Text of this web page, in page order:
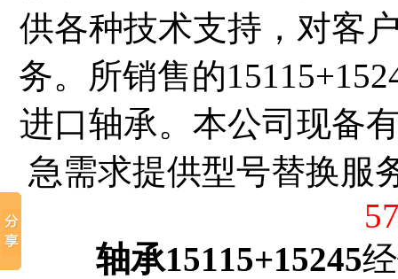
供各种技术支持，对客
务。所销售的
进口轴承。本公司现备
急需求提供型号替换服
轴承15115+15245